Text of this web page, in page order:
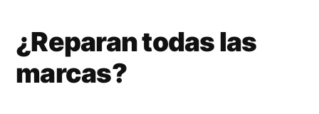
¿Reparan todas las
marcas?